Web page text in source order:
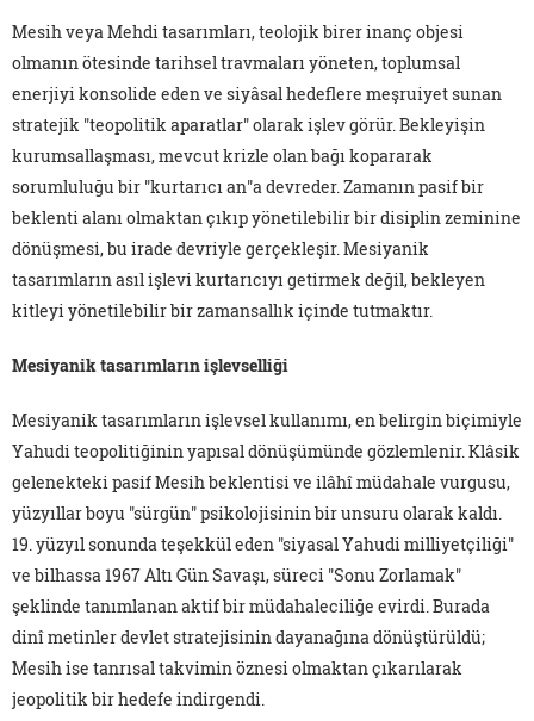
Mesih veya Mehdi tasarımları, teolojik birer inanç objesi
olmanın ötesinde tarihsel travmaları yöneten, toplumsal
enerjiyi konsolide eden ve siyâsal hedeflere meşruiyet sunan
stratejik "teopolitik aparatlar" olarak işlev görür. Bekleyişin
kurumsallaşması, mevcut krizle olan bağı kopararak
sorumluluğu bir "kurtarıcı an"a devreder. Zamanın pasif bir
beklenti alanı olmaktan çıkıp yönetilebilir bir disiplin zeminine
dönüşmesi, bu irade devriyle gerçekleşir. Mesiyanik
tasarımların asıl işlevi kurtarıcıyı getirmek değil, bekleyen
kitleyi yönetilebilir bir zamansallık içinde tutmaktır.
Mesiyanik tasarımların işlevselliği
Mesiyanik tasarımların işlevsel kullanımı, en belirgin biçimiyle
Yahudi teopolitiğinin yapısal dönüşümünde gözlemlenir. Klâsik
gelenekteki pasif Mesih beklentisi ve ilâhî müdahale vurgusu,
yüzyıllar boyu "sürgün" psikolojisinin bir unsuru olarak kaldı.
19. yüzyıl sonunda teşekkül eden "siyasal Yahudi milliyetçiliği"
ve bilhassa 1967 Altı Gün Savaşı, süreci "Sonu Zorlamak"
şeklinde tanımlanan aktif bir müdahaleciliğe evirdi. Burada
dinî metinler devlet stratejisinin dayanağına dönüştürüldü;
Mesih ise tanrısal takvimin öznesi olmaktan çıkarılarak
jeopolitik bir hedefe indirgendi.